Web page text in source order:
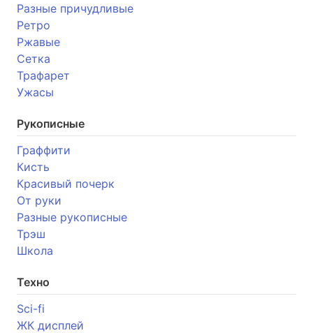
Разные причудливые
Ретро
Ржавые
Сетка
Трафарет
Ужасы
Рукописные
Граффити
Кисть
Красивый почерк
От руки
Разные рукописные
Трэш
Школа
Техно
Sci-fi
ЖК дисплей